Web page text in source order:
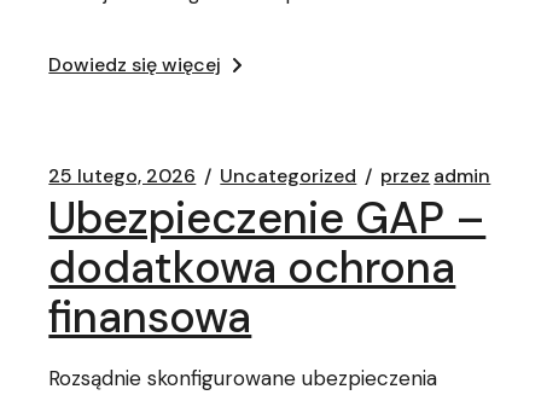
Dowiedz się więcej
25 lutego, 2026 Uncategorized przez admin
Ubezpieczenie GAP –
dodatkowa ochrona
finansowa
Rozsądnie skonfigurowane ubezpieczenia